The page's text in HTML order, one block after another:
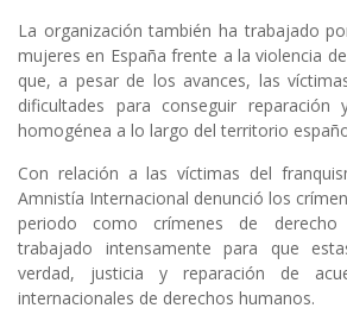
La organización también ha trabajado
mujeres en España frente a la violencia
que, a pesar de los avances, las
dificultades para conseguir
homogénea a lo largo del territorio
Con relación a las víctimas del
Amnistía Internacional denunció los
periodo como crímenes de
trabajado intensamente para que
verdad, justicia y reparación de
internacionales de derechos humanos.